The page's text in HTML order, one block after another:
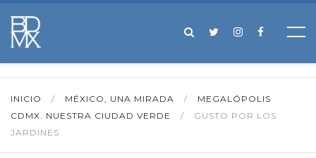
INICIO / MÉXICO, UNA MIRADA /
MEGALÓPOLIS
CDMX. NUESTRA CIUDAD VERDE
/
GUSTO POR LOS
JARDINES